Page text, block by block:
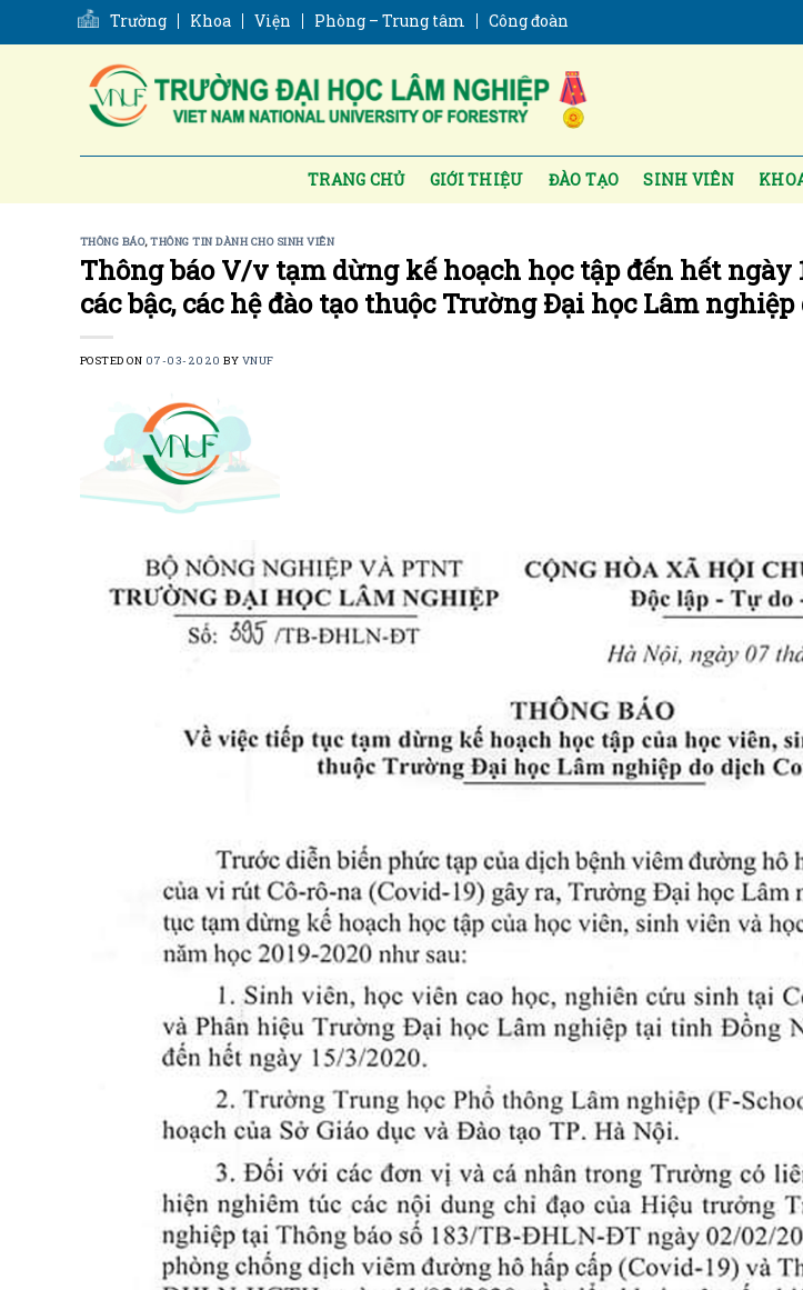
Trường Khoa Viện Phòng – Trung tâm Công đoàn
TRANG CHỦ GIỚI THIỆU ĐÀO TẠO SINH VIÊN
THÔNG BÁO,THÔNG TIN DÀNH CHO SINH VIÊN
Thông báo V/v tạm dừng kế hoạch học tập đến hết ngày
các bậc, các hệ đào tạo thuộc Trường Đại học Lâm
POSTED ON 07-03-2020 BY VNUF